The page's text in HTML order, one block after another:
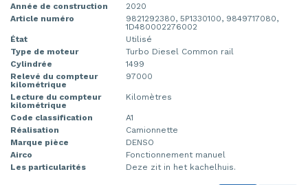
Année de construction
2020
Article numéro
9821292380, 5P1330100, 9849717080,
1D480002276002
État
Utilisé
Type de moteur
Turbo Diesel Common rail
Cylindrée
1499
Relevé du compteur
kilométrique
97000
Lecture du compteur
kilométrique
Kilomètres
Code classification
A1
Réalisation
Camionnette
Marque pièce
DENSO
Airco
Fonctionnement manuel
Les particularités
Deze zit in het kachelhuis.